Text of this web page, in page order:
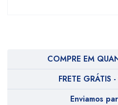
COMPRE EM
FRETE GRÁTIS
Enviamos